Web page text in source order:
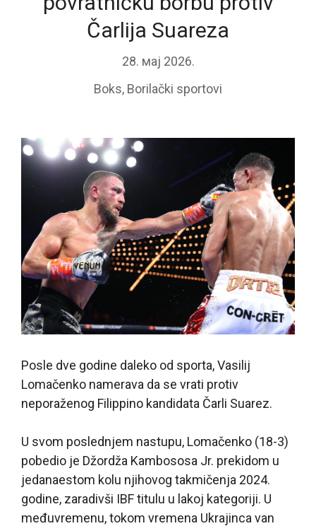
Čarlija Suareza
28. мај 2026.
Boks, Borilački sportovi
Posle dve godine daleko od sporta, Vasilij
Lomačenko namerava da se vrati protiv
neporaženog Filippino kandidata Čarli Suarez.
U svom poslednjem nastupu, Lomačenko (18-3)
pobedio je Džordža Kambososa Jr. prekidom u
jedanaestom kolu njihovog takmičenja 2024.
godine, zaradivši IBF titulu u lakoj kategoriji. U
međuvremenu, tokom vremena Ukrajinca van